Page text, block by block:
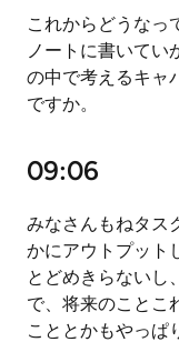
これからどうなっ
ノートに書いてい
の中で考えるキャ
ですか。
09:06
みなさんもねタス
かにアウトプット
とどめきらないし
で、将来のことこ
こととかもやっぱ